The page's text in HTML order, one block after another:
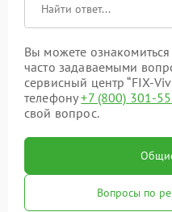
Вы можете
часто задаваемыми
сервисный центр “FIX-
телефону+7 (800) 301-
свой вопрос.
Вопросы по